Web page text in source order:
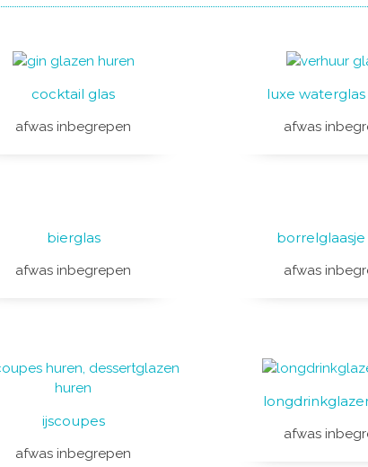
cocktail glas
afwas inbegrepen
luxe
afwas
bierglas
afwas inbegrepen afwas
ijscoupes
afwas inbegrepen
afwas